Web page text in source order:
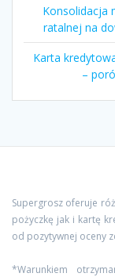
Konsolidacja
ratalnej na
Karta
–
Supergrosz oferuje
pożyczkę jak i kartę
od pozytywnej oceny
*Warunkiem